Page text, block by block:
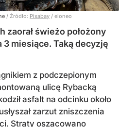
/ Źródło: Pixabay / eloneo
zaorał świeżo położony
miesiące. Taką decyzję
z podczepionym
ulicę Rybacką
asfalt na odcinku około
zarzut zniszczenia
Straty oszacowano